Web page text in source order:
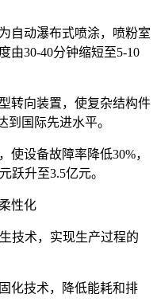
自动瀑布式喷涂，喷粉室
由30-40分钟缩短至5-10
转向装置，使复杂结构件
到国际先进水平。
使设备故障率降低30%，
跃升至3.5亿元。
性化
技术，实现生产过程的
化技术，降低能耗和排